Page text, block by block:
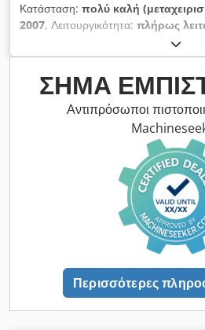
Κατάσταση: πολύ καλή
2007, Λειτουργικότητα: πλήρως
προσφέρεται ένα πριόνι
κατασκευασμένο με υψηλές
χρήση. Το μηχάνημα διακρίνεται για
τον πλούσιο εξοπλισμό του και τα
ποιότητας της Altendorf. Χάρη στον
καθώς και στη μοτοριζέ ρυθμιζόμενη
ιδανικό για επαγγελματική χρήση σε
επιπλοποιεία και στον τομέα της
Τεχνικά χαρακτηριστικά
Έτος κατασκευής: 2007 Κύριος
Volt Μήκος οδηγού: 2.800 mm
του πριονιού: 1.000 mm Μέγιστη
550 mm Dcsdpfx Ajzm Hq Hom Tok
με ριγέ Μοτοριζέ ρυθμιζόμενη
κλίση Ηλεκτρονικός έλεγχος με οθόνη
το ύψος κοπής και τη γωνία κλίσης
ΣΉΜΑ
Αντιπρόσωποι
Περισσότερες